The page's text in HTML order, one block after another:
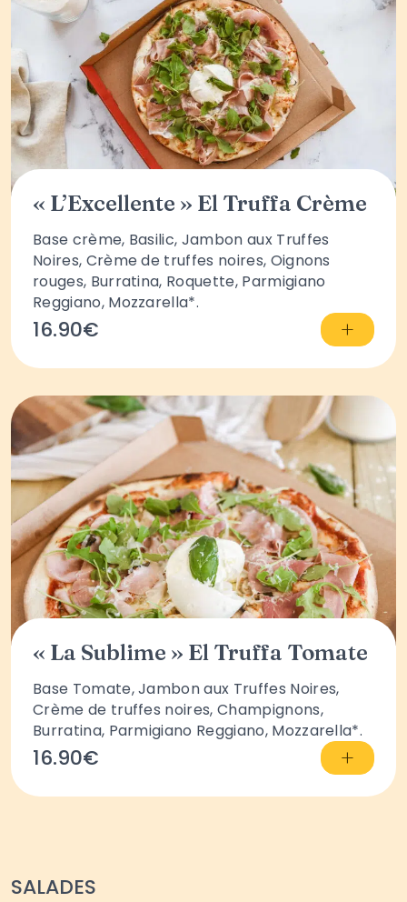
« L’Excellente » El Truffa Crème
Base crème, Basilic, Jambon aux Truffes
Noires, Crème de truffes noires, Oignons
rouges, Burratina, Roquette, Parmigiano
Reggiano, Mozzarella*.
16.90€ +
« La Sublime » El Truffa Tomate
Base Tomate, Jambon aux Truffes Noires,
Crème de truffes noires, Champignons,
Burratina, Parmigiano Reggiano, Mozzarella*.
16.90€ +
SALADES